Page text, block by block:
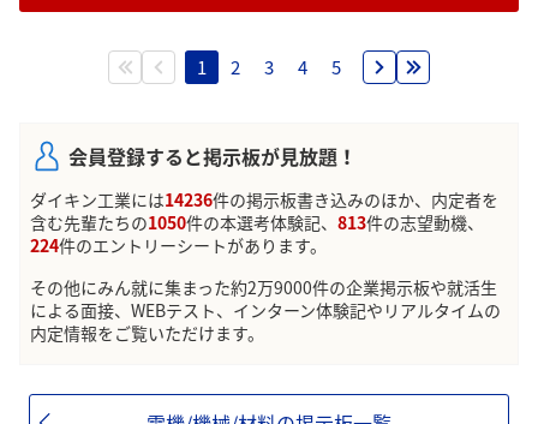
1 2 3 4 5
会員登録すると掲示板が見放題！
ダイキン工業には14236件の掲示板書き込みのほか、内定者を
含む先輩たちの1050件の本選考体験記、 813件の志望動機、
224件のエントリーシートがあります。
その他にみん就に集まった約2万9000件の企業掲示板や就活生
による面接、WEBテスト、インターン体験記やリアルタイムの
内定情報をご覧いただけます。